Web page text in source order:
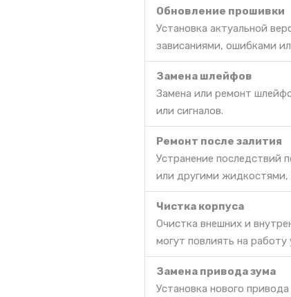
Обновление прошивки
Установка актуальной
зависаниями, ошибками
Замена шлейфов
Замена или ремонт
или сигналов.
Ремонт после залития
Устранение последствий
или другими жидкостями,
Чистка корпуса
Очистка внешних и
могут повлиять на работу
Замена привода зума
Установка нового